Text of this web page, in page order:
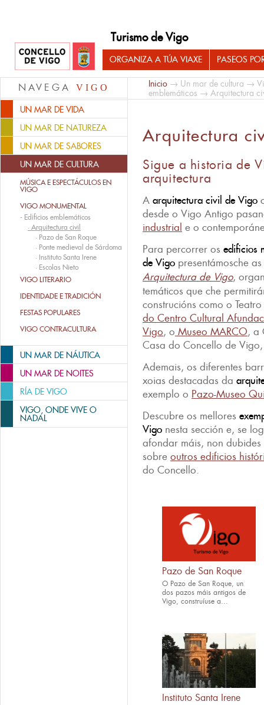
Turismo de Vigo
ORGANIZA A TÚA VIAXE PASEOS
NAVEGA VIGO
UN MAR DE VIDA
UN MAR DE NATUREZA
UN MAR DE SABORES
UN MAR DE CULTURA
MÚSICA E ESPECTÁCULOS EN
VIGO
VIGO MONUMENTAL
- Edificios emblemáticos
· Arquitectura civil
· Pazo de San Roque
· Ponte medieval de Sárdoma
· Instituto Santa Irene
· Escolas Nieto
VIGO LITERARIO
IDENTIDADE E TRADICIÓN
FESTAS POPULARES
VIGO CONTRACULTURA
UN MAR DE NÁUTICA
UN MAR DE NOITES
RÍA DE VIGO
VIGO, ONDE VIVE O
NADAL
Inicio → Un mar de cultura →
emblemáticos → Arquitectura
Arquitectura
Sigue a historia de
arquitectura
A arquitectura civil de Vigo
desde o Vigo Antigo
industrial e o
Para percorrer os edificios
de Vigo presentámosche
Arquitectura de Vigo,
temáticos que che
construcións como o
do Centro Cultural
Vigo, o Museo MARCO, a
Casa do Concello de
Ademais, os diferentes
xoias destacadas da
exemplo o Pazo-Museo
Descubre os mellores
Vigo nesta sección e, se
afondar máis, non
sobre outros edificios
do Concello.
Pazo de San Roque
O Pazo de San Roque, un
dos pazos máis antigos de
Vigo, construíuse a...
Instituto Santa Irene